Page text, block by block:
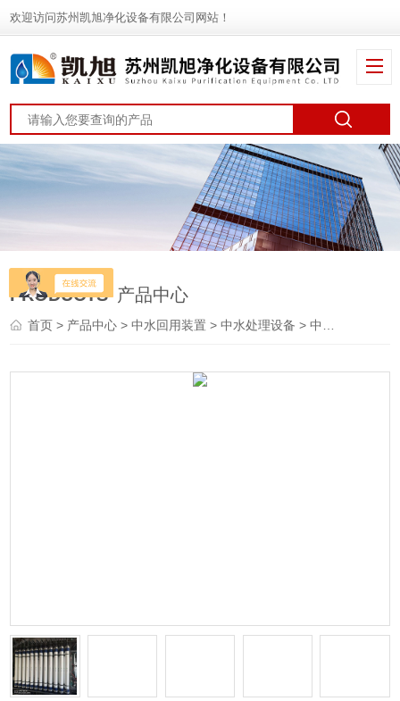
欢迎访问苏州凯旭净化设备有限公司网站！
PRODUCTS 产品中心
首页> 产品中心 >中水回用装置 >中水处理设备 > 中水处理成套设备